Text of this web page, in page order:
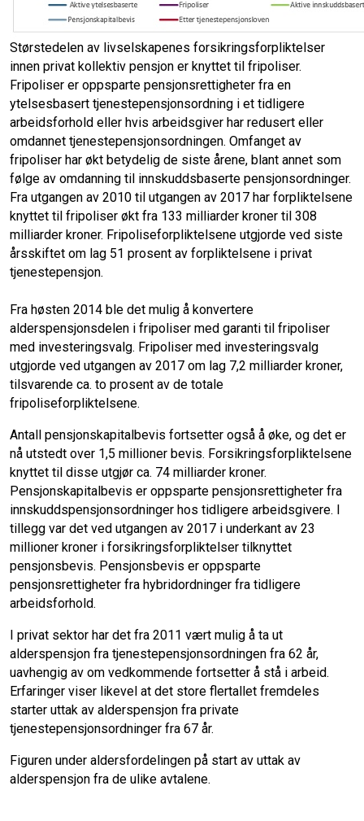
Størstedelen av livselskapenes forsikringsforpliktelser
innen privat kollektiv pensjon er knyttet til fripoliser.
Fripoliser er oppsparte pensjonsrettigheter fra en
ytelsesbasert tjenestepensjonsordning i et tidligere
arbeidsforhold eller hvis arbeidsgiver har redusert eller
omdannet tjenestepensjonsordningen. Omfanget av
fripoliser har økt betydelig de siste årene, blant annet som
følge av omdanning til innskuddsbaserte pensjonsordninger.
Fra utgangen av 2010 til utgangen av 2017 har forpliktelsene
knyttet til fripoliser økt fra 133 milliarder kroner til 308
milliarder kroner. Fripoliseforpliktelsene utgjorde ved siste
årsskiftet om lag 51 prosent av forpliktelsene i privat
tjenestepensjon.
Fra høsten 2014 ble det mulig å konvertere
alderspensjonsdelen i fripoliser med garanti til fripoliser
med investeringsvalg. Fripoliser med investeringsvalg
utgjorde ved utgangen av 2017 om lag 7,2 milliarder kroner,
tilsvarende ca. to prosent av de totale
fripoliseforpliktelsene.
Antall pensjonskapitalbevis fortsetter også å øke, og det er
nå utstedt over 1,5 millioner bevis. Forsikringsforpliktelsene
knyttet til disse utgjør ca. 74 milliarder kroner.
Pensjonskapitalbevis er oppsparte pensjonsrettigheter fra
innskuddspensjonsordninger hos tidligere arbeidsgivere. I
tillegg var det ved utgangen av 2017 i underkant av 23
millioner kroner i forsikringsforpliktelser tilknyttet
pensjonsbevis. Pensjonsbevis er oppsparte
pensjonsrettigheter fra hybridordninger fra tidligere
arbeidsforhold.
I privat sektor har det fra 2011 vært mulig å ta ut
alderspensjon fra tjenestepensjonsordningen fra 62 år,
uavhengig av om vedkommende fortsetter å stå i arbeid.
Erfaringer viser likevel at det store flertallet fremdeles
starter uttak av alderspensjon fra private
tjenestepensjonsordninger fra 67 år.
Figuren under aldersfordelingen på start av uttak av
alderspensjon fra de ulike avtalene.